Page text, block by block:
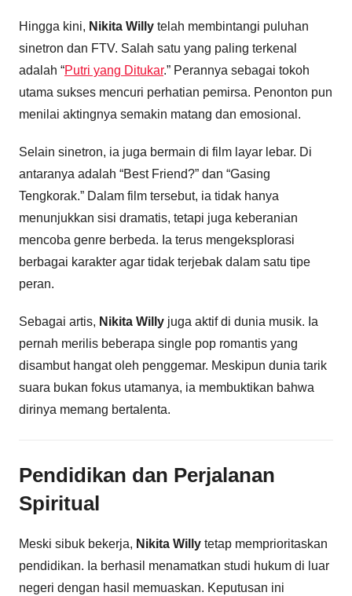
Hingga kini, Nikita Willy telah membintangi puluhan
sinetron dan FTV. Salah satu yang paling terkenal
adalah “Putri yang Ditukar.” Perannya sebagai tokoh
utama sukses mencuri perhatian pemirsa. Penonton pun
menilai aktingnya semakin matang dan emosional.
Selain sinetron, ia juga bermain di film layar lebar. Di
antaranya adalah “Best Friend?” dan “Gasing
Tengkorak.” Dalam film tersebut, ia tidak hanya
menunjukkan sisi dramatis, tetapi juga keberanian
mencoba genre berbeda. Ia terus mengeksplorasi
berbagai karakter agar tidak terjebak dalam satu tipe
peran.
Sebagai artis, Nikita Willy juga aktif di dunia musik. Ia
pernah merilis beberapa single pop romantis yang
disambut hangat oleh penggemar. Meskipun dunia tarik
suara bukan fokus utamanya, ia membuktikan bahwa
dirinya memang bertalenta.
Pendidikan dan Perjalanan
Spiritual
Meski sibuk bekerja, Nikita Willy tetap memprioritaskan
pendidikan. Ia berhasil menamatkan studi hukum di luar
negeri dengan hasil memuaskan. Keputusan ini